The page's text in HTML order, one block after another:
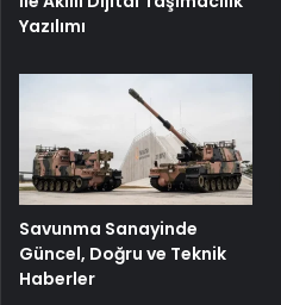
Yazılımı
Savunma Sanayinde
Güncel, Doğru ve Teknik
Haberler